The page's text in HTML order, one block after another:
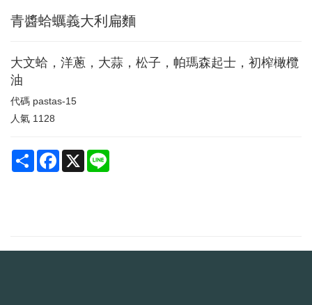
青醬蛤蠣義大利扁麵
大文蛤，洋蔥，大蒜，松子，帕瑪森起士，初榨橄欖
油
代碼 pastas-15
人氣 1128
Share Facebook
X